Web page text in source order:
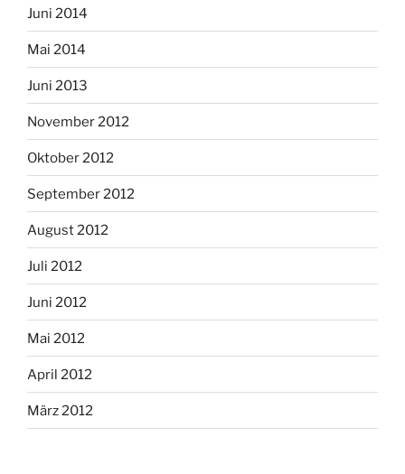
Juni 2014
Mai 2014
Juni 2013
November 2012
Oktober 2012
September 2012
August 2012
Juli 2012
Juni 2012
Mai 2012
April 2012
März 2012